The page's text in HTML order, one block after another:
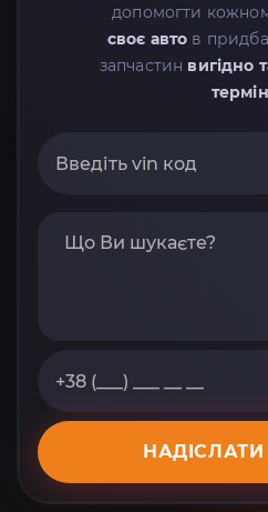
допомогти
своє авто в
запчастин вигідно